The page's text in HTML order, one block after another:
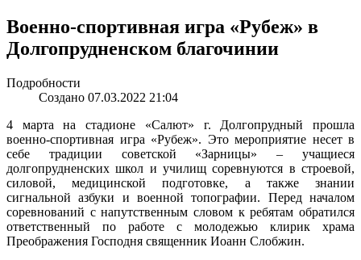
Военно-спортивная игра «Рубеж» в
Долгопрудненском благочинии
Подробности
Создано 07.03.2022 21:04
4 марта на стадионе «Салют» г. Долгопрудный прошла
военно-спортивная игра «Рубеж». Это мероприятие несет в
себе традиции советской «Зарницы» – учащиеся
долгопрудненских школ и училищ соревнуются в строевой,
силовой, медицинской подготовке, а также знании
сигнальной азбуки и военной топографии. Перед началом
соревнований с напутственным словом к ребятам обратился
ответственный по работе с молодежью клирик храма
Преображения Господня священник Иоанн Слобжин.